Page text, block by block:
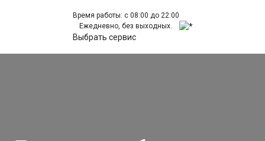
Время работы: с 08:00 до 22:00
Ежедневно, без выходных.
Выбрать сервис